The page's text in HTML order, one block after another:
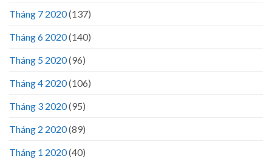
Tháng 7 2020(137)
Tháng 6 2020(140)
Tháng 5 2020(96)
Tháng 4 2020(106)
Tháng 3 2020(95)
Tháng 2 2020(89)
Tháng 1 2020(40)